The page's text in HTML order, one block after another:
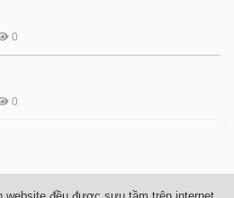
0
0